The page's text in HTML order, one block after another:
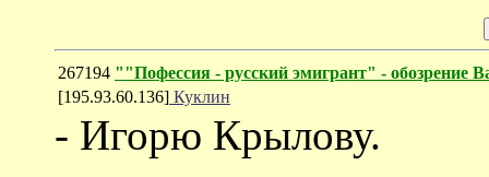
267194 ""Пофессия - русский эмигрант" -
[195.93.60.136] Куклин
- Игорю Крылову.